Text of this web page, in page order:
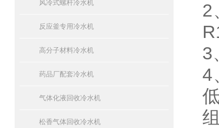
风冷式螺杆冷水机
反应釜专用冷水机
高分子材料冷水机
药品厂配套冷水机
气体化液回收冷水机
松香气体回收冷水机
2
3
4